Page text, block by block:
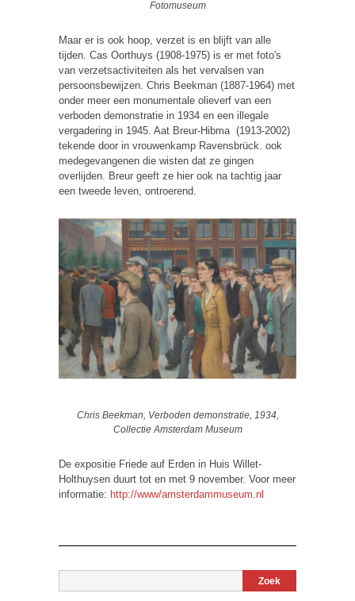
Fotomuseum
Maar er is ook hoop, verzet is en blijft van alle
tijden. Cas Oorthuys (1908-1975) is er met foto's
van verzetsactiviteiten als het vervalsen van
persoonsbewijzen. Chris Beekman (1887-1964) met
onder meer een monumentale olieverf van een
verboden demonstratie in 1934 en een illegale
vergadering in 1945. Aat Breur-Hibma (1913-2002)
tekende door in vrouwenkamp Ravensbrück. ook
medegevangenen die wisten dat ze gingen
overlijden. Breur geeft ze hier ook na tachtig jaar
een tweede leven, ontroerend.
Chris Beekman, Verboden demonstratie, 1934,
Collectie Amsterdam Museum
De expositie Friede auf Erden in Huis Willet-
Holthuysen duurt tot en met 9 november. Voor meer
informatie: http://www/amsterdammuseum.nl